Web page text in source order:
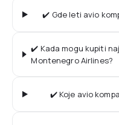
✔️ Gde leti avio
✔️ Kada mogu kupiti
Montenegro Airlines?
✔️ Koje avio